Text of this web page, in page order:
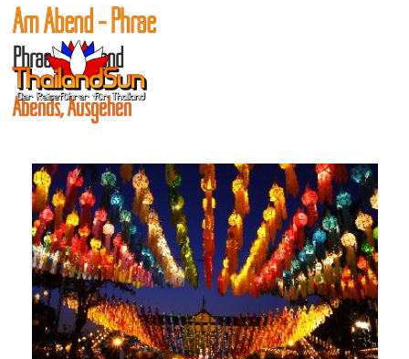
Am Abend - Phrae
Phrae am Abend
Abends, Ausgehen